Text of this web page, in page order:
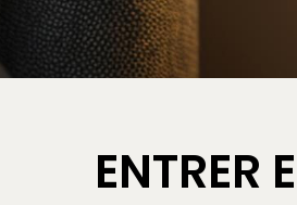
ENTRER